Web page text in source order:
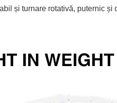
și turnare rotativă, puternic și